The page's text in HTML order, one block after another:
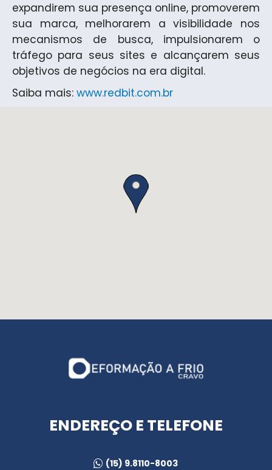
expandirem sua presença online, promoverem
sua marca, melhorarem a visibilidade nos
mecanismos de busca, impulsionarem o
tráfego para seus sites e alcançarem seus
objetivos de negócios na era digital.
Saiba mais: www.redbit.com.br
ENDEREÇO E TELEFONE
(15) 9.8110-8003